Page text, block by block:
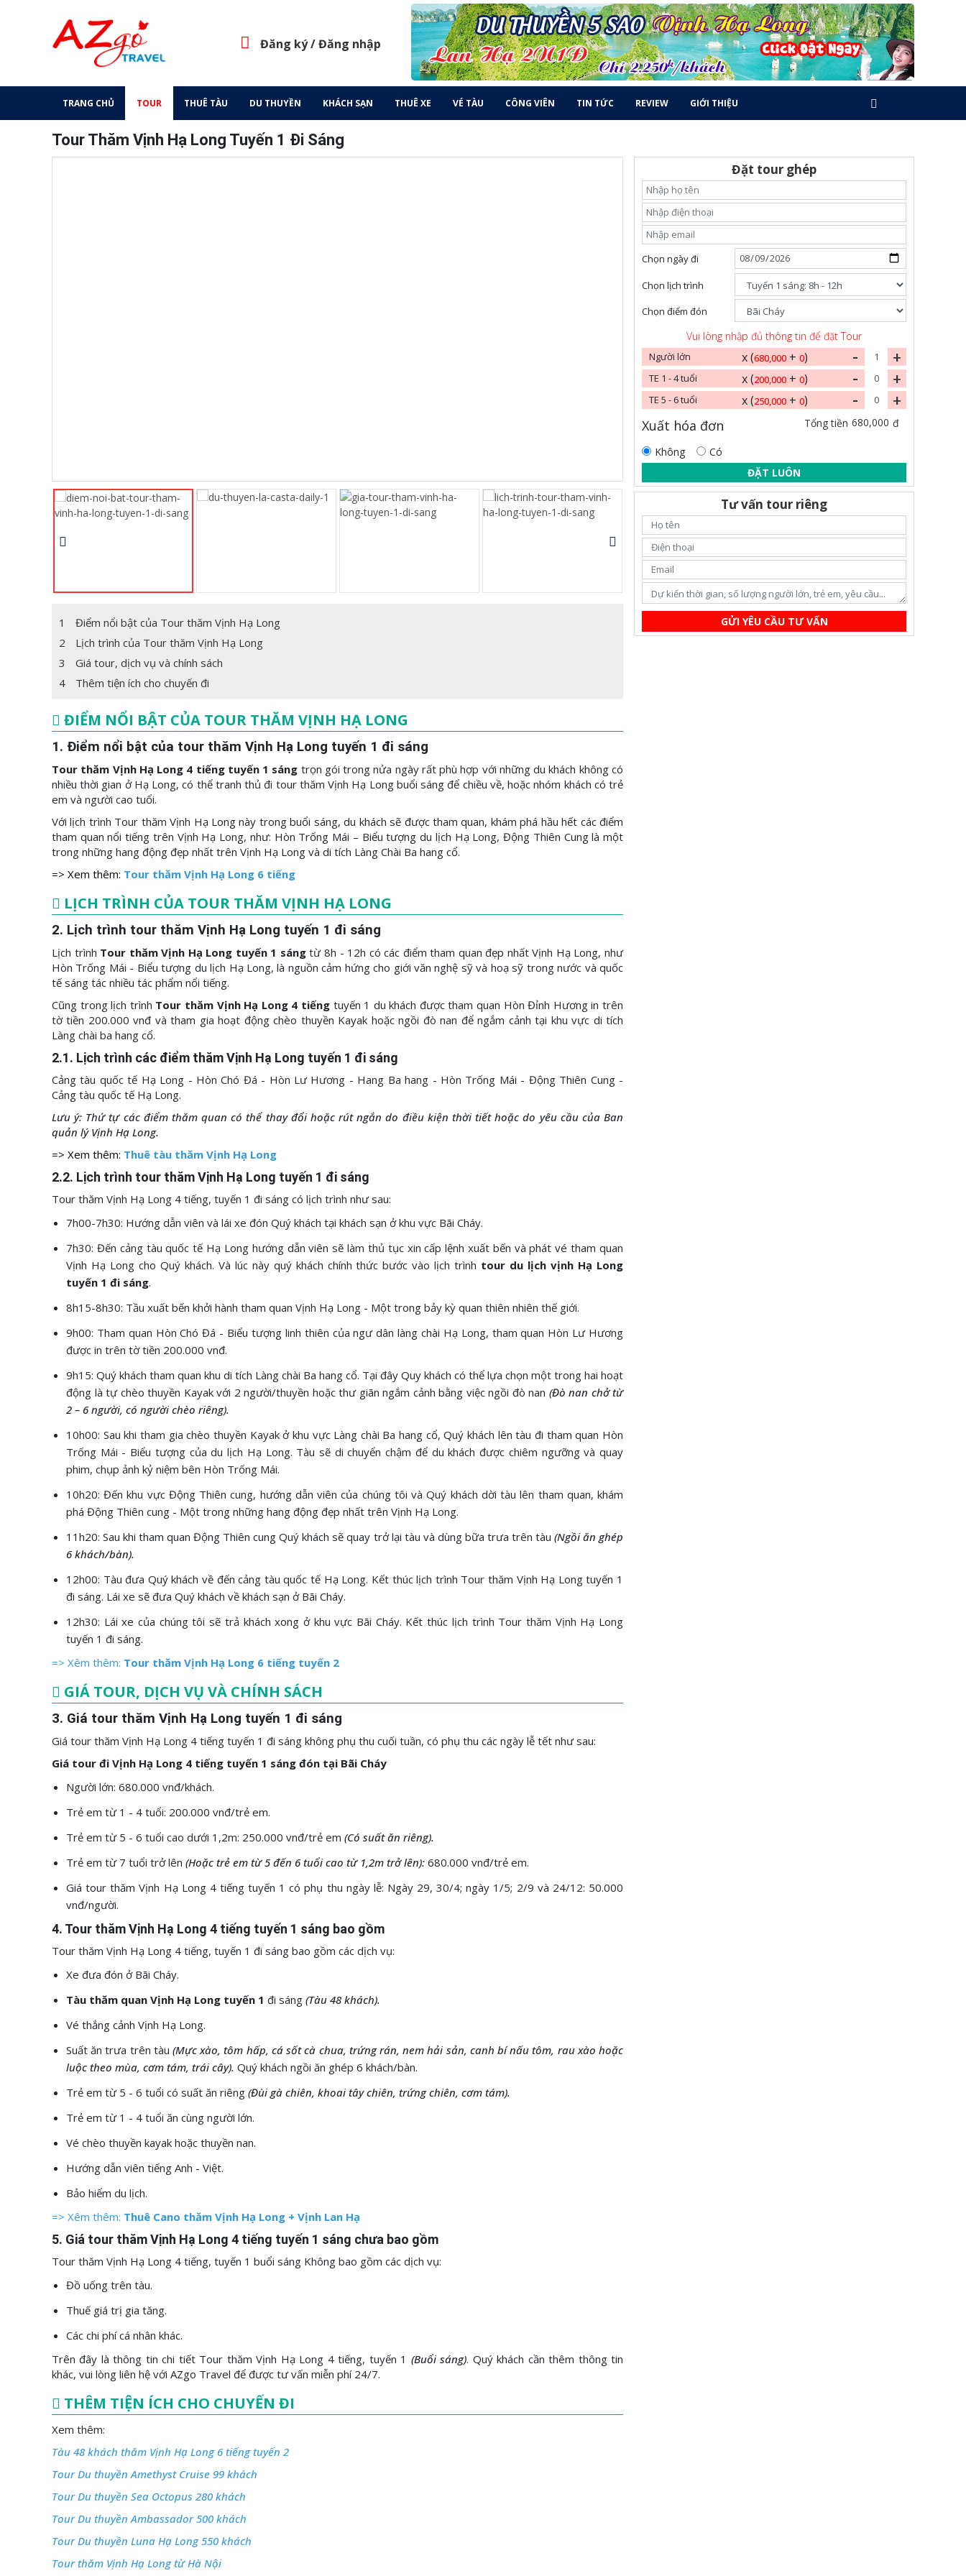
Đăng ký / Đăng nhập
TRANG CHỦ TOUR THUÊ TÀU DU THUYỀN KHÁCH SẠN THUÊ XE VÉ TÀU CÔNG VIÊN TIN TỨC REVIEW GIỚI THIỆU
Tour Thăm Vịnh Hạ Long Tuyến 1 Đi Sáng
1
Điểm nổi bật của Tour thăm Vịnh Hạ Long
2
Lịch trình của Tour thăm Vịnh Hạ Long
3
Giá tour, dịch vụ và chính sách
4
Thêm tiện ích cho chuyến đi
ĐIỂM NỔI BẬT CỦA TOUR THĂM VỊNH HẠ LONG
1. Điểm nổi bật của tour thăm Vịnh Hạ Long tuyến 1 đi sáng
Tour thăm Vịnh Hạ Long 4 tiếng tuyến 1 sáng trọn gói trong nửa ngày rất phù hợp với những du khách không có
nhiều thời gian ở Hạ Long, có thể tranh thủ đi tour thăm Vịnh Hạ Long buổi sáng để chiều về, hoặc nhóm khách có trẻ
em và người cao tuổi.
Với lịch trình Tour thăm Vịnh Hạ Long này trong buổi sáng, du khách sẽ được tham quan, khám phá hầu hết các điểm
tham quan nổi tiếng trên Vịnh Hạ Long, như: Hòn Trống Mái – Biểu tượng du lịch Hạ Long, Động Thiên Cung là một
trong những hang động đẹp nhất trên Vịnh Hạ Long và di tích Làng Chài Ba hang cổ.
=> Xem thêm: Tour thăm Vịnh Hạ Long 6 tiếng
LỊCH TRÌNH CỦA TOUR THĂM VỊNH HẠ LONG
2. Lịch trình tour thăm Vịnh Hạ Long tuyến 1 đi sáng
Lịch trình Tour thăm Vịnh Hạ Long tuyến 1 sángtừ 8h - 12h có các điểm tham quan đẹp nhất Vịnh Hạ Long, như
Hòn Trống Mái - Biểu tượng du lịch Hạ Long, là nguồn cảm hứng cho giới văn nghệ sỹ và hoạ sỹ trong nước và quốc
tế sáng tác nhiều tác phẩm nổi tiếng.
Cũng trong lịch trình Tour thăm Vịnh Hạ Long 4 tiếngtuyến 1 du khách được tham quan Hòn Đỉnh Hương in trên
tờ tiền 200.000 vnđ và tham gia hoạt động chèo thuyền Kayak hoặc ngồi đò nan để ngắm cảnh tại khu vực di tích
Làng chài ba hang cổ.
2.1. Lịch trình các điểm thăm Vịnh Hạ Long tuyến 1 đi sáng
Cảng tàu quốc tế Hạ Long - Hòn Chó Đá - Hòn Lư Hương - Hang Ba hang - Hòn Trống Mái - Động Thiên Cung -
Cảng tàu quốc tế Hạ Long.
Lưu ý: Thứ tự các điểm thăm quan có thể thay đổi hoặc rút ngắn do điều kiện thời tiết hoặc do yêu cầu của Ban
quản lý Vịnh Hạ Long.
=> Xem thêm: Thuê tàu thăm Vịnh Hạ Long
2.2. Lịch trình tour thăm Vịnh Hạ Long tuyến 1 đi sáng
Tour thăm Vịnh Hạ Long 4 tiếng, tuyến 1 đi sáng có lịch trình như sau:
7h00-7h30: Hướng dẫn viên và lái xe đón Quý khách tại khách sạn ở khu vực Bãi Cháy.
7h30: Đến cảng tàu quốc tế Hạ Long hướng dẫn viên sẽ làm thủ tục xin cấp lệnh xuất bến và phát vé tham quan
Vịnh Hạ Long cho Quý khách. Và lúc này quý khách chính thức bước vào lịch trình tour du lịch vịnh Hạ Long
tuyến 1 đi sáng.
8h15-8h30: Tầu xuất bến khởi hành tham quan Vịnh Hạ Long - Một trong bảy kỳ quan thiên nhiên thế giới.
9h00: Tham quan Hòn Chó Đá - Biểu tượng linh thiên của ngư dân làng chài Hạ Long, tham quan Hòn Lư Hương
được in trên tờ tiền 200.000 vnđ.
9h15: Quý khách tham quan khu di tích Làng chài Ba hang cổ. Tại đây Quy khách có thể lựa chọn một trong hai hoạt
động là tự chèo thuyền Kayak với 2 người/thuyền hoặc thư giãn ngắm cảnh bằng việc ngồi đò nan (Đò nan chở từ
2 – 6 người, có người chèo riêng).
10h00: Sau khi tham gia chèo thuyền Kayak ở khu vực Làng chài Ba hang cổ, Quý khách lên tàu đi tham quan Hòn
Trống Mái - Biểu tượng của du lịch Hạ Long. Tàu sẽ di chuyển chậm để du khách được chiêm ngưỡng và quay
phim, chụp ảnh kỷ niệm bên Hòn Trống Mái.
10h20: Đến khu vực Động Thiên cung, hướng dẫn viên của chúng tôi và Quý khách dời tàu lên tham quan, khám
phá Động Thiên cung - Một trong những hang động đẹp nhất trên Vịnh Hạ Long.
11h20: Sau khi tham quan Động Thiên cung Quý khách sẽ quay trở lại tàu và dùng bữa trưa trên tàu (Ngồi ăn ghép
6 khách/bàn).
12h00: Tàu đưa Quý khách về đến cảng tàu quốc tế Hạ Long. Kết thúc lịch trình Tour thăm Vịnh Hạ Long tuyến 1
đi sáng. Lái xe sẽ đưa Quý khách về khách sạn ở Bãi Cháy.
12h30: Lái xe của chúng tôi sẽ trả khách xong ở khu vực Bãi Cháy. Kết thúc lịch trình Tour thăm Vịnh Hạ Long
tuyến 1 đi sáng.
=> Xêm thêm: Tour thăm Vịnh Hạ Long 6 tiếng tuyến 2
GIÁ TOUR, DỊCH VỤ VÀ CHÍNH SÁCH
3. Giá tour thăm Vịnh Hạ Long tuyến 1 đi sáng
Giá tour thăm Vịnh Hạ Long 4 tiếng tuyến 1 đi sáng không phụ thu cuối tuần, có phụ thu các ngày lễ tết như sau:
Giá tour đi Vịnh Hạ Long 4 tiếng tuyến 1 sáng đón tại Bãi Cháy
Người lớn: 680.000 vnđ/khách.
Trẻ em từ 1 - 4 tuổi: 200.000 vnđ/trẻ em.
Trẻ em từ 5 - 6 tuổi cao dưới 1,2m: 250.000 vnđ/trẻ em (Có suất ăn riêng).
Trẻ em từ 7 tuổi trở lên (Hoặc trẻ em từ 5 đến 6 tuổi cao từ 1,2m trở lên): 680.000 vnđ/trẻ em.
Giá tour thăm Vịnh Hạ Long 4 tiếng tuyến 1 có phụ thu ngày lễ: Ngày 29, 30/4; ngày 1/5; 2/9 và 24/12: 50.000
vnđ/người.
4. Tour thăm Vịnh Hạ Long 4 tiếng tuyến 1 sáng bao gồm
Tour thăm Vịnh Hạ Long 4 tiếng, tuyến 1 đi sáng bao gồm các dịch vụ:
Xe đưa đón ở Bãi Cháy.
Tàu thăm quan Vịnh Hạ Long tuyến 1 đi sáng (Tàu 48 khách).
Vé thắng cảnh Vịnh Hạ Long.
Suất ăn trưa trên tàu(Mực xào, tôm hấp, cá sốt cà chua, trứng rán, nem hải sản, canh bí nấu tôm, rau xào hoặc
luộc theo mùa, cơm tám, trái cây). Quý khách ngồi ăn ghép 6 khách/bàn.
Trẻ em từ 5 - 6 tuổi có suất ăn riêng (Đùi gà chiên, khoai tây chiên, trứng chiên, cơm tám).
Trẻ em từ 1 - 4 tuổi ăn cùng người lớn.
Vé chèo thuyền kayak hoặc thuyền nan.
Hướng dẫn viên tiếng Anh - Việt.
Bảo hiểm du lịch.
=> Xêm thêm: Thuê Cano thăm Vịnh Hạ Long + Vịnh Lan Hạ
5. Giá tour thăm Vịnh Hạ Long 4 tiếng tuyến 1 sáng chưa bao gồm
Tour thăm Vịnh Hạ Long 4 tiếng, tuyến 1 buổi sáng Không bao gồm các dịch vụ:
Đồ uống trên tàu.
Thuế giá trị gia tăng.
Các chi phí cá nhân khác.
Trên đây là thông tin chi tiết Tour thăm Vịnh Hạ Long 4 tiếng, tuyến 1 (Buổi sáng). Quý khách cần thêm thông tin
khác, vui lòng liên hệ với AZgo Travel để được tư vấn miễn phí 24/7.
THÊM TIỆN ÍCH CHO CHUYẾN ĐI
Xem thêm:
Tàu 48 khách thăm Vịnh Hạ Long 6 tiếng tuyến 2
Tour Du thuyền Amethyst Cruise 99 khách
Tour Du thuyền Sea Octopus 280 khách
Tour Du thuyền Ambassador 500 khách
Tour Du thuyền Luna Hạ Long 550 khách
Tour thăm Vịnh Hạ Long từ Hà Nội
Đặt tour ghép
Chọn ngày đi
Chọn lịch trình
Chọn điểm đón
Vui lòng nhập đủ thông tin để đặt Tour
Người lớn x (680,000+ 0) - +
TE 1 - 4 tuổi x (200,000+ 0) - +
TE 5 - 6 tuổi x (250,000+ 0) - +
Tổng tiền 680,000 đ
Xuất hóa đơn
Không
Có
ĐẶT LUÔN
Tư vấn tour riêng
GỬI YÊU CẦU TƯ VẤN